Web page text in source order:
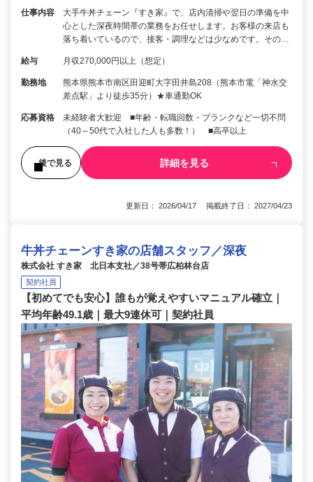
仕事内容
大手牛丼チェーン『すき家』で、店内清掃や翌日の準備を中
心とした深夜時間帯の業務をお任せします。お客様の来店も
落ち着いているので、接客・調理などは少なめです。その…
給与 月収270,000円以上（想定）
勤務地
熊本県熊本市南区田迎町大字田井島208（熊本市電「神水交
差点駅」より徒歩35分）★車通勤OK
応募資格
未経験者大歓迎 ■年齢・転職回数・ブランクなど一切不問
（40～50代で入社した人も多数！） ■高卒以上
後で見る 詳細を見る
更新日： 2026/04/17 掲載終了日： 2027/04/23
牛丼チェーンすき家の店舗スタッフ／深夜
株式会社 すき家 北日本支社／38号帯広柏林台店
契約社員
【初めてでも安心】誰もが覚えやすいマニュアル確立｜
平均年齢49.1歳｜最大9連休可｜契約社員